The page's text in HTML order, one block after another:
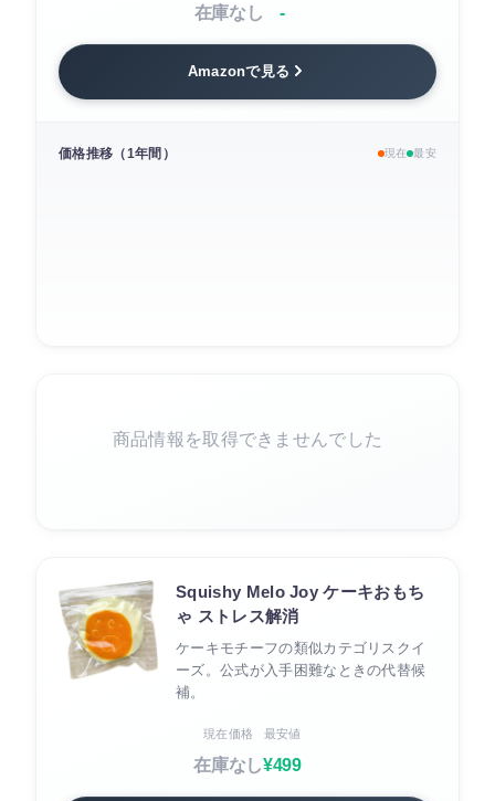
在庫なし -
Amazonで見る
価格推移（1年間） 現在 最安
商品情報を取得できませんでした
Squishy Melo Joy ケーキおもち
ゃ ストレス解消
ケーキモチーフの類似カテゴリスクイ
ーズ。公式が入手困難なときの代替候
補。
現在価格
在庫なし
最安値
¥499